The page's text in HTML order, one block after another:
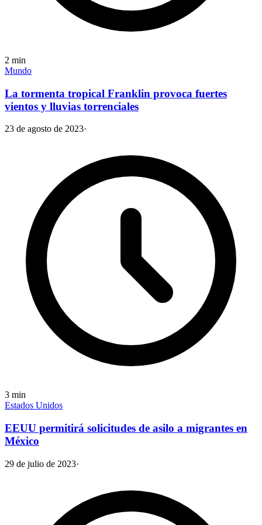
2 min
Mundo
La tormenta tropical Franklin provoca fuertes
vientos y lluvias torrenciales
23 de agosto de 2023·
3 min
Estados Unidos
EEUU permitirá solicitudes de asilo a migrantes en
México
29 de julio de 2023·